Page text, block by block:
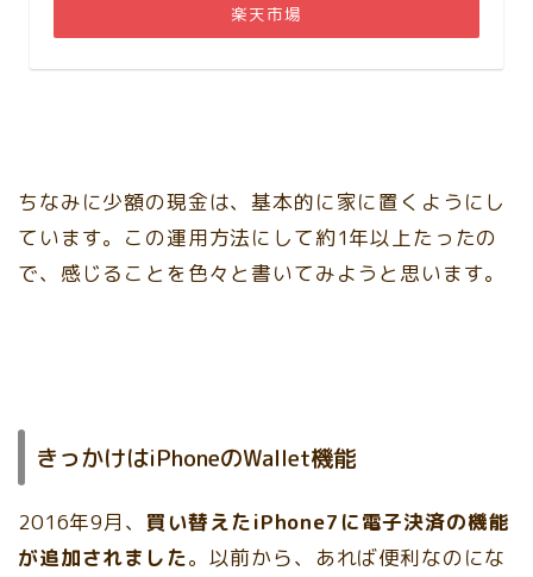
楽天市場
ちなみに少額の現金は、基本的に家に置くようにし
ています。この運用方法にして約1年以上たったの
で、感じることを色々と書いてみようと思います。
きっかけはiPhoneのWallet機能
2016年9月、 買い替えたiPhone7に電子決済の機能
が追加されました。以前から、あれば便利なのにな